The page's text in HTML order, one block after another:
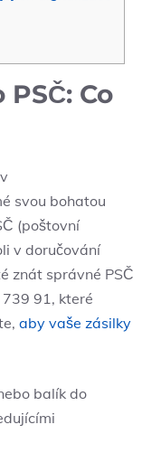
Co
svou bohatou
(poštovní
v doručování
znát správné PSČ
739 91, které
aby vaše zásilky
balík do